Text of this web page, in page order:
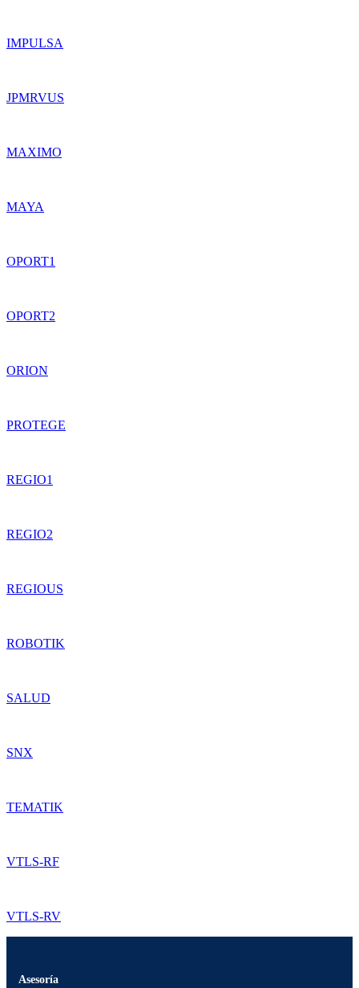
IMPULSA
JPMRVUS
MAXIMO
MAYA
OPORT1
OPORT2
ORION
PROTEGE
REGIO1
REGIO2
REGIOUS
ROBOTIK
SALUD
SNX
TEMATIK
VTLS-RF
VTLS-RV
Asesoría